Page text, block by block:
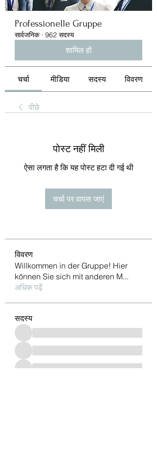
Professionelle Gruppe
सार्वजनिक · 962 सदस्य
शामिल हों
चर्चा मीडिया सदस्य विवरण
पीछे
पोस्ट नहीं मिली
ऐसा लगता है कि यह पोस्ट हटा दी गई थी
चर्चा पर वापस जाएं
विवरण
Willkommen in der Gruppe! Hier
können Sie sich mit anderen M...
अधिक पढ़ें
सदस्य